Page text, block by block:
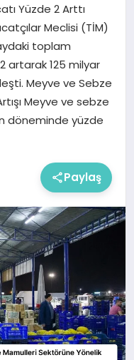
Yüzde 2 Arttı
Meclisi (TİM)
toplam
artarak 125 milyar
Meyve ve Sebze
Meyve ve sebze
döneminde yüzde
Paylaş